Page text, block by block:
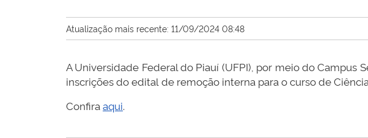
Atualização mais recente: 11/09/2024 08:48
A Universidade Federal do Piauí (UFPI), por meio do Campus
inscrições do edital de remoção interna para o curso de
Confiraaqui.